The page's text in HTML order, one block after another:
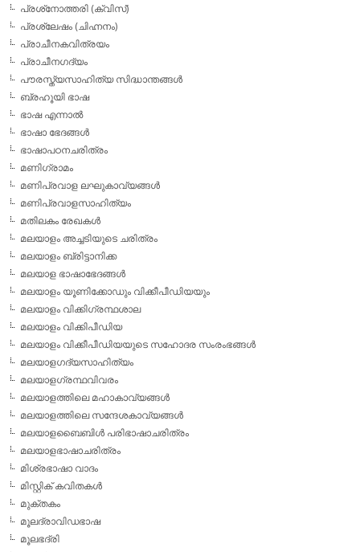
പ്രശ്‌നോത്തരി (ക്വിസ്)
പ്രശ്ലേഷം (ചിഹ്നനം)
പ്രാചീനകവിത്രയം
പ്രാചീനഗദ്യം
പൗരസ്ത്യസാഹിത്യ സിദ്ധാന്തങ്ങള്‍
ബ്രഹൂയി ഭാഷ
ഭാഷ എന്നാല്‍
ഭാഷാ ഭേദങ്ങള്‍
ഭാഷാപഠനചരിത്രം
മണിഗ്രാമം
മണിപ്രവാള ലഘുകാവ്യങ്ങള്‍
മണിപ്രവാളസാഹിത്യം
മതിലകം രേഖകള്‍
മലയാളം അച്ചടിയുടെ ചരിത്രം
മലയാളം ബ്രിട്ടാനിക്ക
മലയാള ഭാഷാഭേദങ്ങള്‍
മലയാളം യൂണിക്കോഡും വിക്കീപീഡിയയും
മലയാളം വിക്കിഗ്രന്ഥശാല
മലയാളം വിക്കിപീഡിയ
മലയാളം വിക്കീപീഡിയയുടെ സഹോദര സംരംഭങ്ങള്‍
മലയാളഗദ്യസാഹിത്യം
മലയാളഗ്രന്ഥവിവരം
മലയാളത്തിലെ മഹാകാവ്യങ്ങള്‍
മലയാളത്തിലെ സന്ദേശകാവ്യങ്ങള്‍
മലയാളബൈബിള്‍ പരിഭാഷാചരിത്രം
മലയാളഭാഷാചരിത്രം
മിശ്രഭാഷാ വാദം
മിസ്റ്റിക് കവിതകള്‍
മുക്തകം
മൂലദ്രാവിഡഭാഷ
മൂലഭദ്രി